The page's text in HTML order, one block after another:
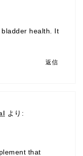
bladder health. It
返信
より:
that